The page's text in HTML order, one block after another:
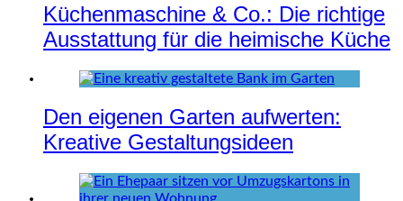
Küchenmaschine & Co.: Die richtige
Ausstattung für die heimische Küche
Den eigenen Garten aufwerten:
Kreative Gestaltungsideen